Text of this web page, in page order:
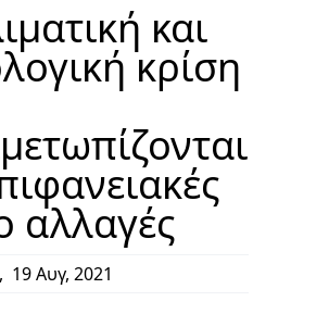
και
κρίση
αλλαγές
, 19 Αυγ, 2021